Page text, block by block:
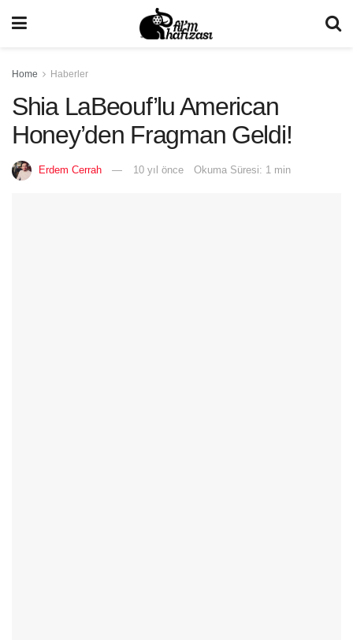
Home Haberler
Shia LaBeouf’lu American
Honey’den Fragman Geldi!
Erdem Cerrah 10 yıl önce Okuma Süresi: 1 min